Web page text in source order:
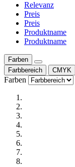
Relevanz
Preis
Preis
Produktname
Produktname
Farben
Farbbereich
CMYK
Farben